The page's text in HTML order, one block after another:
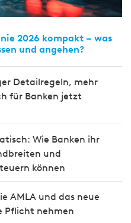
2026 kompakt – was
und angehen?
Detailregeln, mehr
für Banken jetzt
Wie Banken ihr
und
können
AMLA und das neue
Pflicht nehmen